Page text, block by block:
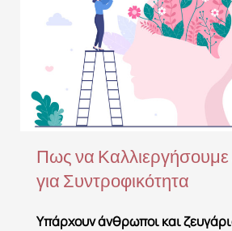
Πως να Καλλιεργήσουμε
για Συντροφικότητα
Yπάρχουν άνθρωποι και